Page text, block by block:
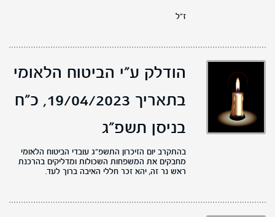
ז"ל
הודלק ע"י הביטוח הלאומי
בתאריך 19/04/2023,
כ"ח
בניסן תשפ"ג
בהתקרב יום הזיכרון התשפ"ג עובדי הביטוח הלאומי
מחבקים את המשפחות השכולות ומדליקים בהרכנת
ראש נר זה, יהא זכר חללי האיבה ברוך לעד.